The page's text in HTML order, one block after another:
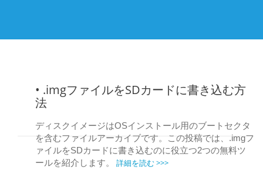
• .imgファイルをSDカードに書き込む方
法
ディスクイメージはOSインストール用のブートセクタ
を含むファイルアーカイブです。この投稿では、.imgフ
ァイルをSDカードに書き込むのに役立つ2つの無料ツ
ールを紹介します。
詳細を読む >>>